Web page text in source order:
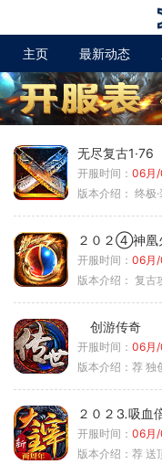
主页 最新动态
无尽复古1·76
开服时间： 06月/
版本介绍： 终极
２０２④神凰
开服时间： 06月/
版本介绍： 复古
创游传奇
开服时间： 06月/
版本介绍： 荐 独
２０２⒊吸血
开服时间： 06月/
版本介绍： 荐 送